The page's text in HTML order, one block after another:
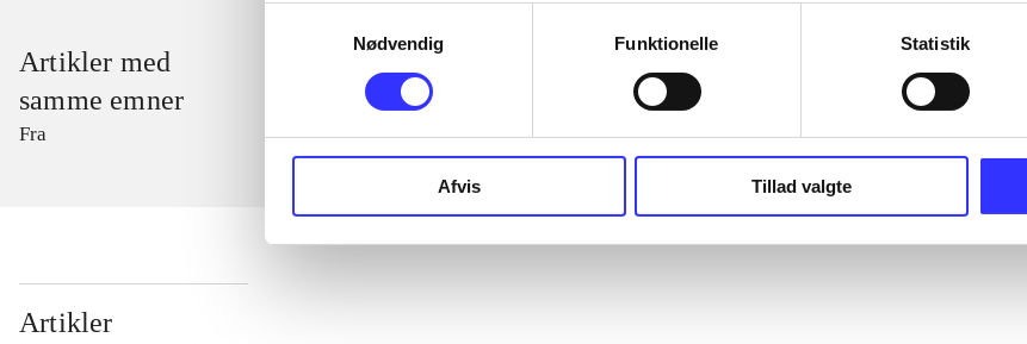
Nødvendig
Funktionelle Statistik
Afvis Tillad valgte
Artikler med
samme emner
Fra
Artikler